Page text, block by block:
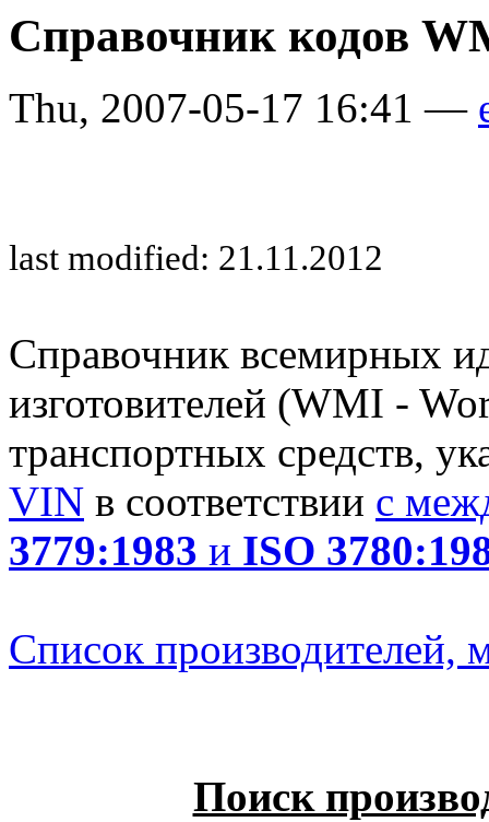
Справочник кодов
Thu, 2007-05-17 16:41 —
last modified: 21.11.2012
Справочник всемирных
изготовителей (WMI -
транспортных средств,
VIN в соответствии с
3779:1983 и ISO
Список производителей,
Поиск